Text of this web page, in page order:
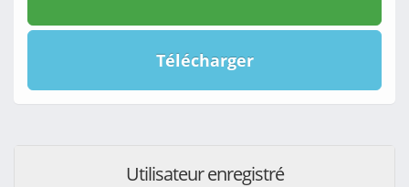
Télécharger
Utilisateur enregistré